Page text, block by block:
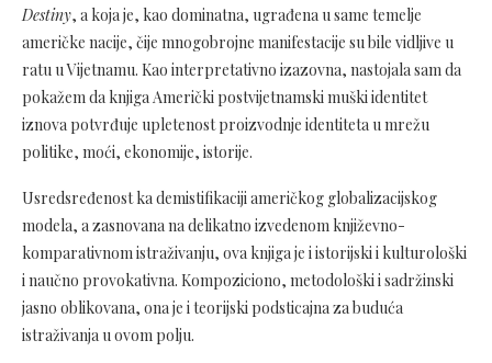
Destiny, a koja je, kao dominatna, ugrađena u same temelje
američke nacije, čije mnogobrojne manifestacije su bile vidljive u
ratu u Vijetnamu. Kao interpretativno izazovna, nastojala sam da
pokažem da knjiga Američki postvijetnamski muški identitet
iznova potvrđuje upletenost proizvodnje identiteta u mrežu
politike, moći, ekonomije, istorije.
Usredsređenost ka demistifikaciji američkog globalizacijskog
modela, a zasnovana na delikatno izvedenom književno-
komparativnom istraživanju, ova knjiga je i istorijski i kulturološki
i naučno provokativna. Kompoziciono, metodološki i sadržinski
jasno oblikovana, ona je i teorijski podsticajna za buduća
istraživanja u ovom polju.